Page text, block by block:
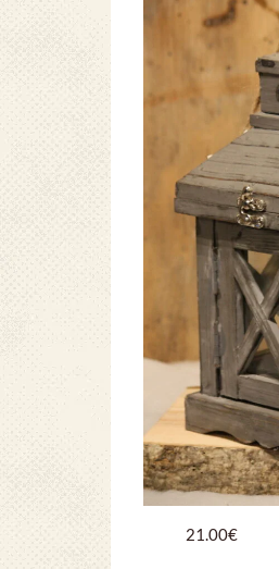
21.00€